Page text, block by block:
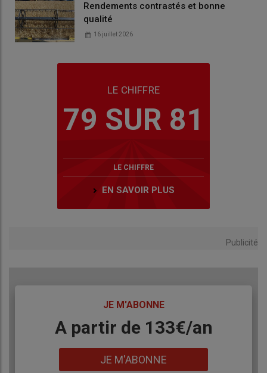
Rendements contrastés et bonne
qualité
16 juillet 2026
LE CHIFFRE
79 SUR 81
LE CHIFFRE
EN SAVOIR PLUS
Publicité
JE M'ABONNE
BodyA partir de 133€/an
JE M'ABONNE